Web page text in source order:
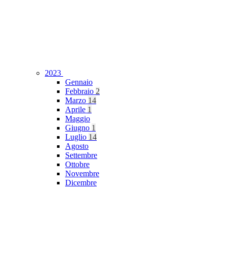
2023
Gennaio
Febbraio 2
Marzo 14
Aprile 1
Maggio
Giugno 1
Luglio 14
Agosto
Settembre
Ottobre
Novembre
Dicembre